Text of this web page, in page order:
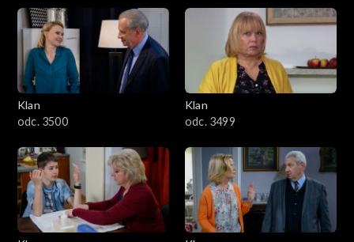
4601–4700
4501–4600
4401–4500
4301–4400
4201–4300
4101–4200
Klan
odc. 3500
Klan
odc. 3499